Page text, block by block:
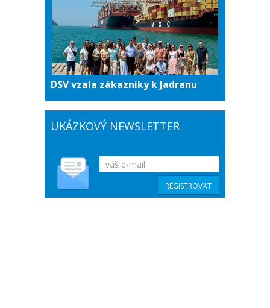
DSV vzala zákazníky k Jadranu
UKÁZKOVÝ NEWSLETTER